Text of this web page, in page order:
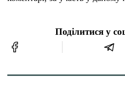
Поділитися у